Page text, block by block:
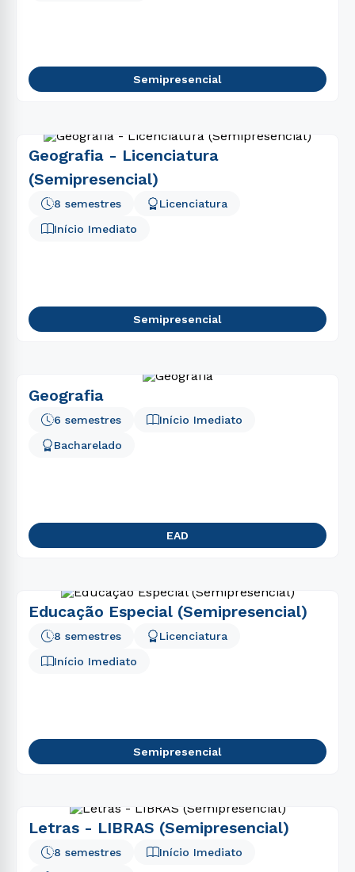
Semipresencial
Geografia - Licenciatura
(Semipresencial)
Licenciatura
8 semestres
Início Imediato
Semipresencial
Geografia
Início Imediato
6 semestres
Bacharelado
EAD
Educação Especial (Semipresencial)
8 semestres
Licenciatura
Início Imediato
Semipresencial
Letras - LIBRAS (Semipresencial)
8 semestres
Início Imediato